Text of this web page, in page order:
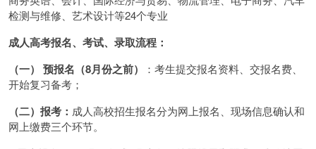
检测与维修、艺术设计等24个专业
成人高考报名、考试、录取流程：
（一） 预报名（8月份之前）
：考生提交报名资料、交报名费、
开始复习备考；
（二）报考： 成人高校招生报名分为网上报名、现场信息确认和
网上缴费三个环节。